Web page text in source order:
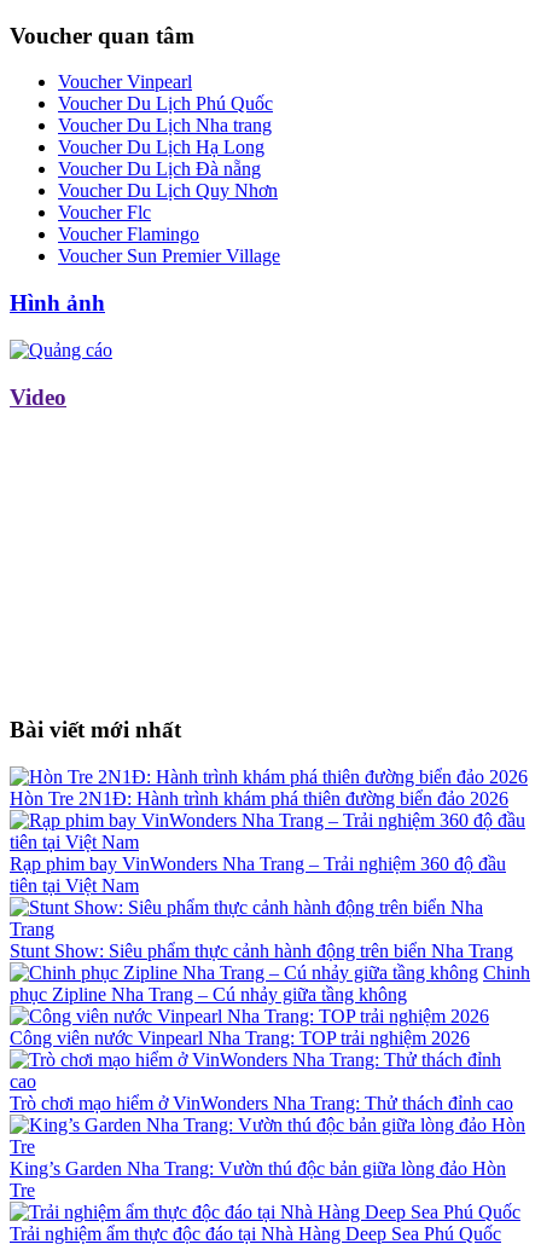
Voucher quan tâm
Voucher Vinpearl
Voucher Du Lịch Phú Quốc
Voucher Du Lịch Nha trang
Voucher Du Lịch Hạ Long
Voucher Du Lịch Đà nẵng
Voucher Du Lịch Quy Nhơn
Voucher Flc
Voucher Flamingo
Voucher Sun Premier Village
Hình ảnh
Video
Bài viết mới nhất
Hòn Tre 2N1Đ: Hành trình khám phá thiên đường biển đảo 2026
Rạp phim bay VinWonders Nha Trang – Trải nghiệm 360 độ đầu
tiên tại Việt Nam
Stunt Show: Siêu phẩm thực cảnh hành động trên biển Nha Trang
Chinh
phục Zipline Nha Trang – Cú nhảy giữa tầng không
Công viên nước Vinpearl Nha Trang: TOP trải nghiệm 2026
Trò chơi mạo hiểm ở VinWonders Nha Trang: Thử thách đỉnh cao
King’s Garden Nha Trang: Vườn thú độc bản giữa lòng đảo Hòn
Tre
Trải nghiệm ẩm thực độc đáo tại Nhà Hàng Deep Sea Phú Quốc